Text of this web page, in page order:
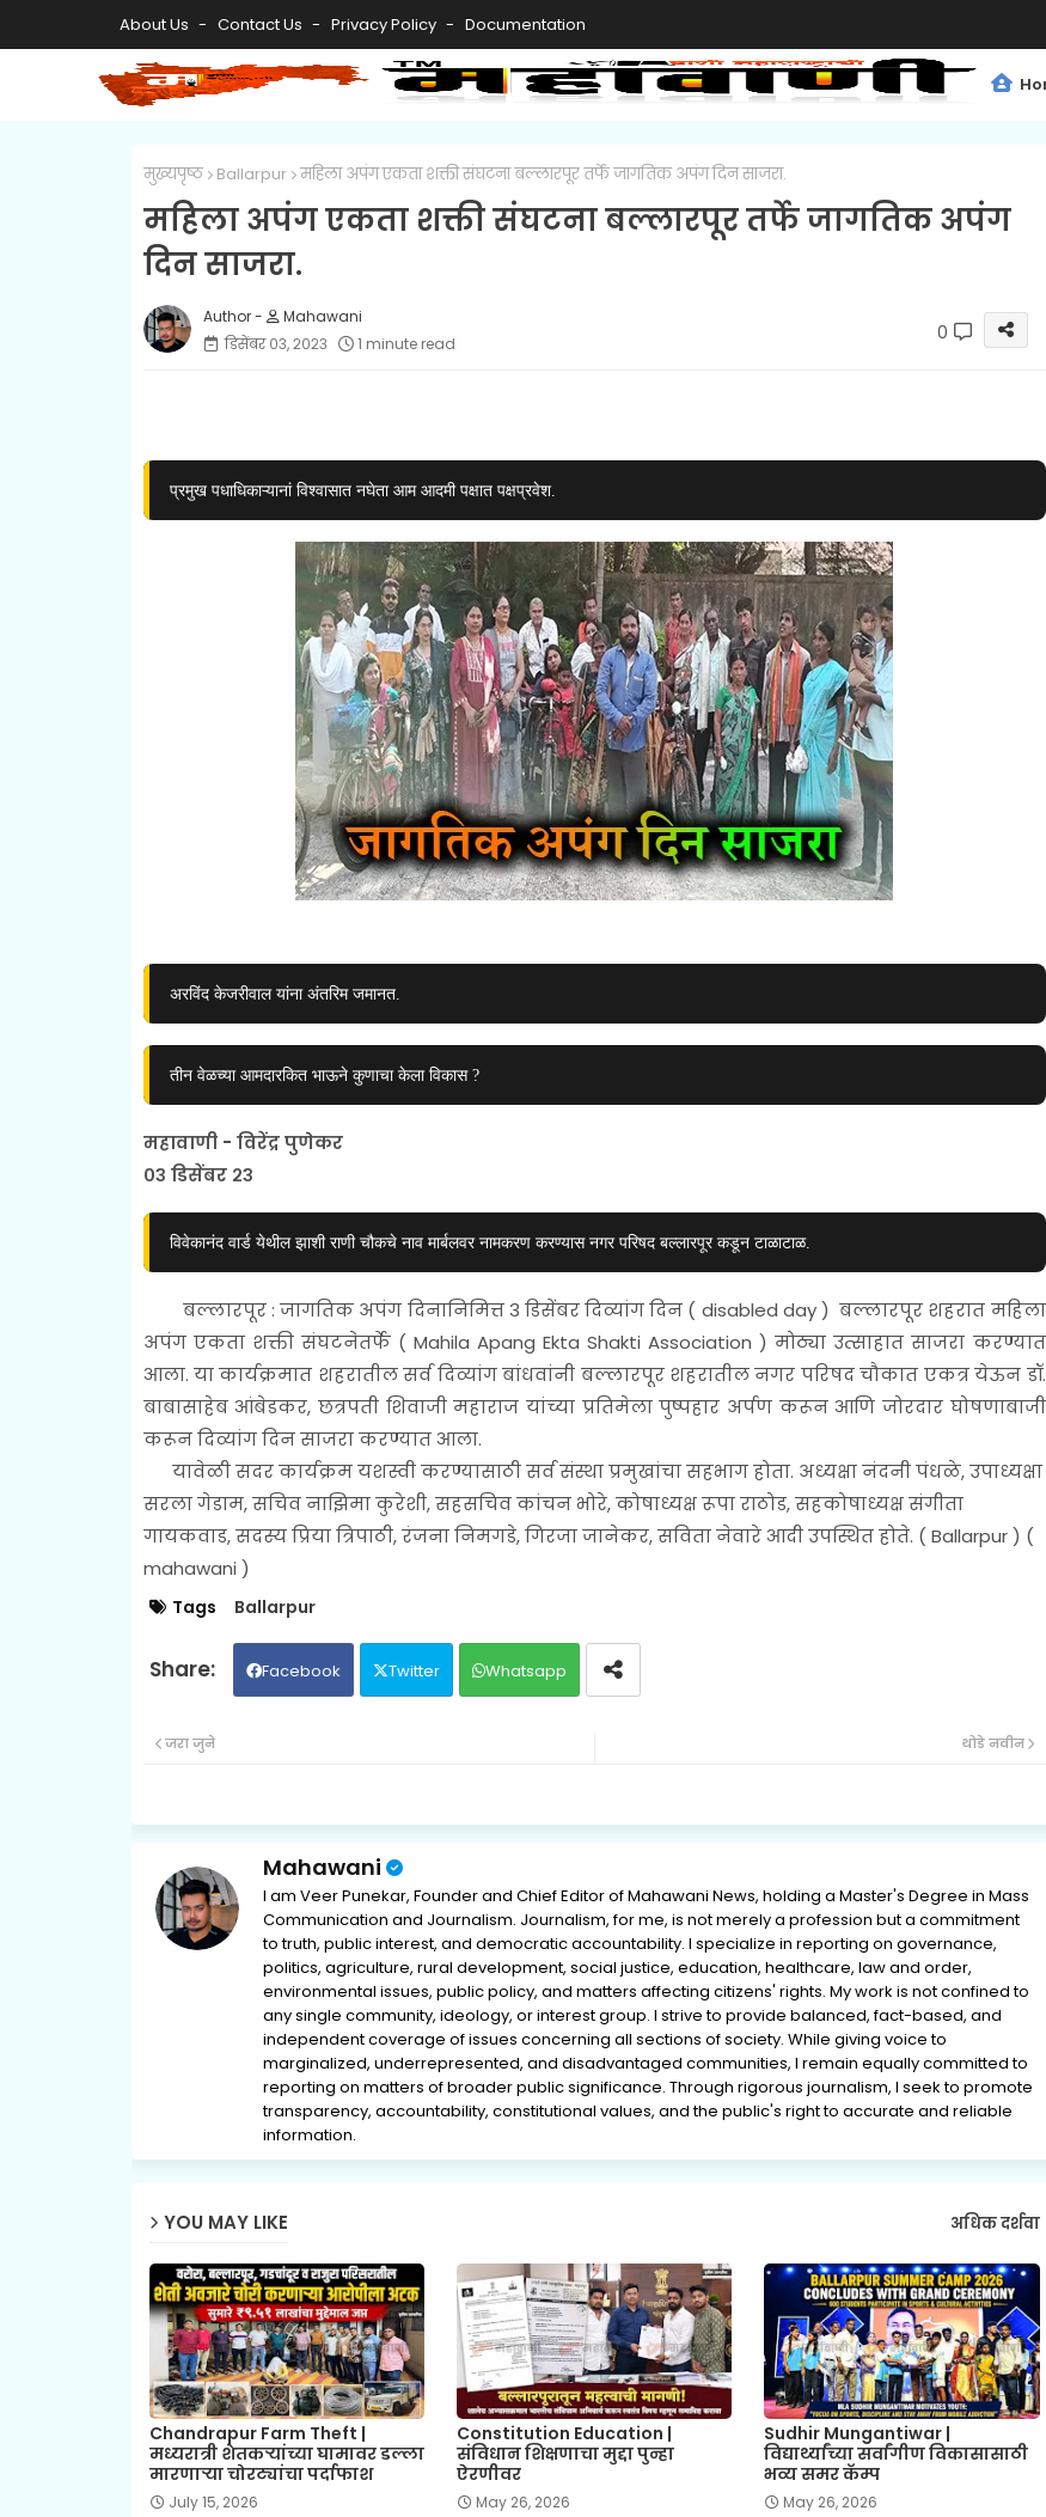
About Us Contact Us Privacy Policy Documentation
मुख्यपृष्ठ Ballarpur महिला अपंग एकता शक्ती संघटना बल्लारपूर तर्फे जागतिक अपंग दिन साजरा.
महिला अपंग एकता शक्ती संघटना बल्लारपूर तर्फे जागतिक अपंग
दिन साजरा.
Mahawani
डिसेंबर ०३, २०२३
1 minute read 0
प्रमुख पधाधिकाऱ्यानां विश्वासात नघेता आम आदमी पक्षात पक्षप्रवेश.
अरविंद केजरीवाल यांना अंतरिम जमानत.
तीन वेळच्या आमदारकित भाऊने कुणाचा केला विकास ?
महावाणी - विरेंद्र पुणेकर
०३ डिसेंबर २३
विवेकानंद वार्ड येथील झाशी राणी चौकचे नाव मार्बलवर नामकरण करण्यास नगर परिषद बल्लारपूर कडून टाळाटाळ.
बल्लारपूर : जागतिक अपंग दिनानिमित्त 3 डिसेंबर दिव्यांग दिन ( disabled day ) बल्लारपूर शहरात महिला
अपंग एकता शक्ती संघटनेतर्फे ( Mahila Apang Ekta Shakti Association ) मोठ्या उत्साहात साजरा करण्यात
आला. या कार्यक्रमात शहरातील सर्व दिव्यांग बांधवांनी बल्लारपूर शहरातील नगर परिषद चौकात एकत्र येऊन डॉ.
बाबासाहेब आंबेडकर, छत्रपती शिवाजी महाराज यांच्या प्रतिमेला पुष्पहार अर्पण करून आणि जोरदार घोषणाबाजी
करून दिव्यांग दिन साजरा करण्यात आला.
यावेळी सदर कार्यक्रम यशस्वी करण्यासाठी सर्व संस्था प्रमुखांचा सहभाग होता. अध्यक्षा नंदनी पंधळे, उपाध्यक्षा
सरला गेडाम, सचिव नाझिमा कुरेशी, सहसचिव कांचन भोरे, कोषाध्यक्ष रूपा राठोड, सहकोषाध्यक्ष संगीता
गायकवाड, सदस्य प्रिया त्रिपाठी, रंजना निमगडे, गिरजा जानेकर, सविता नेवारे आदी उपस्थित होते. ( Ballarpur ) (
mahawani )
Tags Ballarpur
Facebook Twitter Whatsapp
थोडे नवीन
जरा जुने
Mahawani
I am Veer Punekar, Founder and Chief Editor of Mahawani News, holding a Master's Degree in Mass
Communication and Journalism. Journalism, for me, is not merely a profession but a commitment
to truth, public interest, and democratic accountability. I specialize in reporting on governance,
politics, agriculture, rural development, social justice, education, healthcare, law and order,
environmental issues, public policy, and matters affecting citizens' rights. My work is not confined to
any single community, ideology, or interest group. I strive to provide balanced, fact-based, and
independent coverage of issues concerning all sections of society. While giving voice to
marginalized, underrepresented, and disadvantaged communities, I remain equally committed to
reporting on matters of broader public significance. Through rigorous journalism, I seek to promote
transparency, accountability, constitutional values, and the public's right to accurate and reliable
information.
YOU MAY LIKE अधिक दर्शवा
Chandrapur Farm Theft |
मध्यरात्री शेतकऱ्यांच्या घामावर डल्ला
मारणाऱ्या चोरट्यांचा पर्दाफाश
July 15, 2026
Constitution Education |
संविधान शिक्षणाचा मुद्दा पुन्हा
ऐरणीवर
May 26, 2026
Sudhir Mungantiwar |
विद्यार्थ्यांच्या सर्वांगीण विकासासाठी
भव्य समर कॅम्प
May 26, 2026